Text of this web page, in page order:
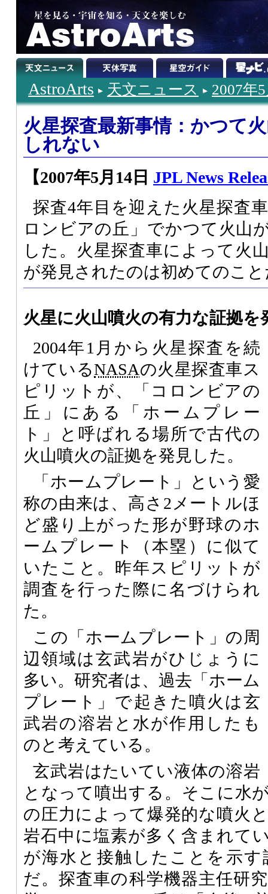
AstroArts 天文ニュース 2007年
火星探査最新事情：かつて
しれない
【2007年5月14日 JPL News
探査4年目を迎えた火星探査
ロンビアの丘」でかつて火山
した。火星探査車によって火
が発見されたのは初めてのこ
火星に火山噴火の有力な証拠を
2004年1月から火星探査を続
けているNASAの火星探査車ス
ピリットが、「コロンビアの
丘」にある「ホームプレー
ト」と呼ばれる場所で古代の
火山噴火の証拠を発見した。
「ホームプレート」という愛
称の由来は、高さ2メートルほ
ど盛り上がった形が野球のホ
ームプレート（本塁）に似て
いたこと。昨年スピリットが
調査を行った際に名づけられ
た。
この「ホームプレート」の周
辺領域は玄武岩がひじょうに
多い。研究者は、過去「ホーム
プレート」で起きた噴火は玄
武岩の溶岩と水が作用したも
のと考えている。
玄武岩はたいてい液体の溶岩
となって噴出する。そこに水
の圧力によって爆発的な噴火
岩石中に塩素が多く含まれて
が海水と接触したことを示
だ。探査車の科学機器主任研